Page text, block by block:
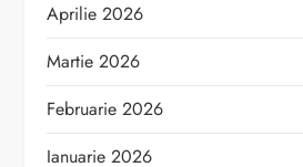
Aprilie 2026
Martie 2026
Februarie 2026
Ianuarie 2026